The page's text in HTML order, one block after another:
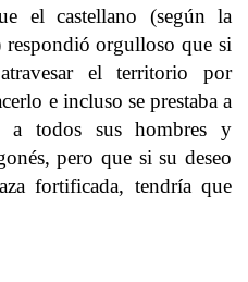
el castellano (según la
respondió orgulloso que si
el territorio por
e incluso se prestaba a
a todos sus hombres y
pero que si su deseo
fortificada, tendría que